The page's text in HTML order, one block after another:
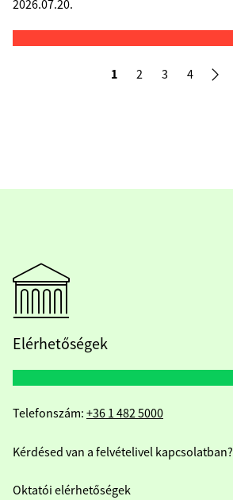
2026.07.20.
1 2 3 4
Elérhetőségek
Telefonszám: +36 1 482 5000
Kérdésed van a felvételivel kapcsolatban?
Oktatói elérhetőségek